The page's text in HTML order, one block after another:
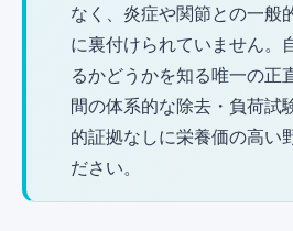
なく、炎症や関節との一般
に裏付けられていません。
るかどうかを知る唯一の正
間の体系的な除去・負荷試
的証拠なしに栄養価の高い
ださい。